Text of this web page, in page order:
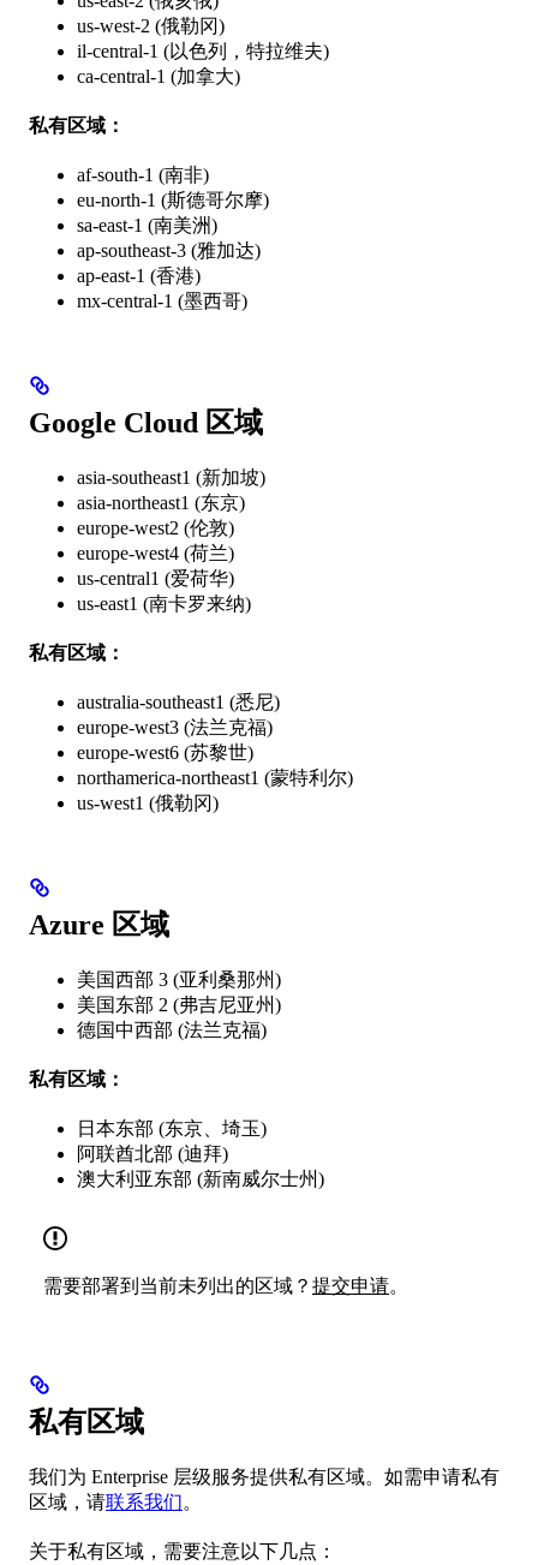
us-west-2 (俄勒冈)
il-central-1 (以色列，特拉维夫)
ca-central-1 (加拿大)
私有区域：
af-south-1 (南非)
eu-north-1 (斯德哥尔摩)
sa-east-1 (南美洲)
ap-southeast-3 (雅加达)
ap-east-1 (香港)
mx-central-1 (墨西哥)
Google Cloud 区域
asia-southeast1 (新加坡)
asia-northeast1 (东京)
europe-west2 (伦敦)
europe-west4 (荷兰)
us-central1 (爱荷华)
us-east1 (南卡罗来纳)
私有区域：
australia-southeast1 (悉尼)
europe-west3 (法兰克福)
europe-west6 (苏黎世)
northamerica-northeast1 (蒙特利尔)
us-west1 (俄勒冈)
Azure 区域
美国西部 3 (亚利桑那州)
美国东部 2 (弗吉尼亚州)
德国中西部 (法兰克福)
私有区域：
日本东部 (东京、埼玉)
阿联酋北部 (迪拜)
澳大利亚东部 (新南威尔士州)
需要部署到当前未列出的区域？ 提交申请。
私有区域
我们为 Enterprise 层级服务提供私有区域。如需申请私有
区域，请联系我们。
关于私有区域，需要注意以下几点：